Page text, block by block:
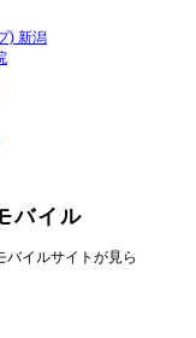
) 新潟
バイル
バイルサイトが見ら